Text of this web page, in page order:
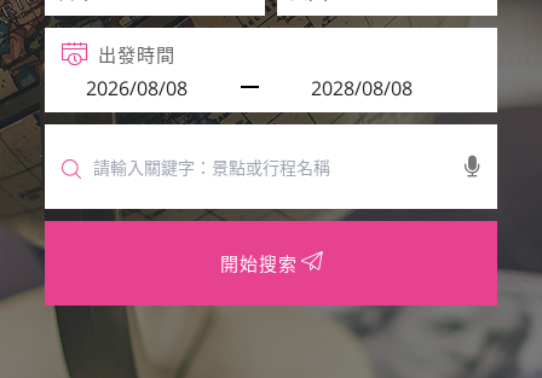
出發時間
開始搜索